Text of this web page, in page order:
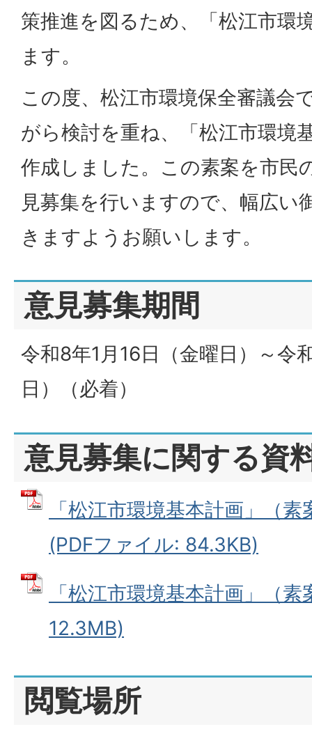
策推進を図るため、「松江市環
ます。
この度、松江市環境保全審議会
がら検討を重ね、「松江市環境
作成しました。この素案を市民
見募集を行いますので、幅広い
きますようお願いします。
意見募集期間
令和8年1月16日（金曜日）～令
日）（必着）
意見募集に関する資
「松江市環境基本計画」（
(PDFファイル: 84.3KB)
「松江市環境基本計画」（
12.3MB)
閲覧場所